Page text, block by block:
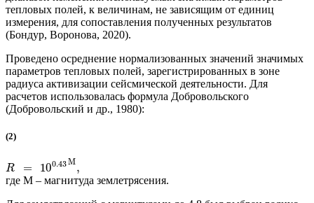
тепловых полей, к величинам, не зависящим от единиц
измерения, для сопоставления полученных результатов
(Бондур, Воронова, 2020).
Проведено осреднение нормализованных значений значимых
параметров тепловых полей, зарегистрированных в зоне
радиуса активизации сейсмической деятельности. Для
расчетов использовалась формула Добровольского
(Добровольский и др., 1980):
(2)
R = 100.43M,
где M – магнитуда землетрясения.